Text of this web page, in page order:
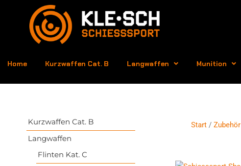
Home Kurzwaffen Cat. B Langwaffen Munition
Kurzwaffen Cat. B
Langwaffen
Flinten Kat. C
Start /Zubehör